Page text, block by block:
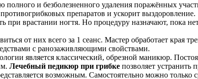
и безболезненного удаления поражённых
препаратов и ускорит выздоровление.
врастании ногтя. Но процедуру назначают, пока
от них всего за 1 сеанс. Мастер обработает
с ранозаживляющими свойствами.
является классический, обрезной маникюр.
Лечебный педикюр при грибке позволяет устранить
возможным. Самостоятельно можно только